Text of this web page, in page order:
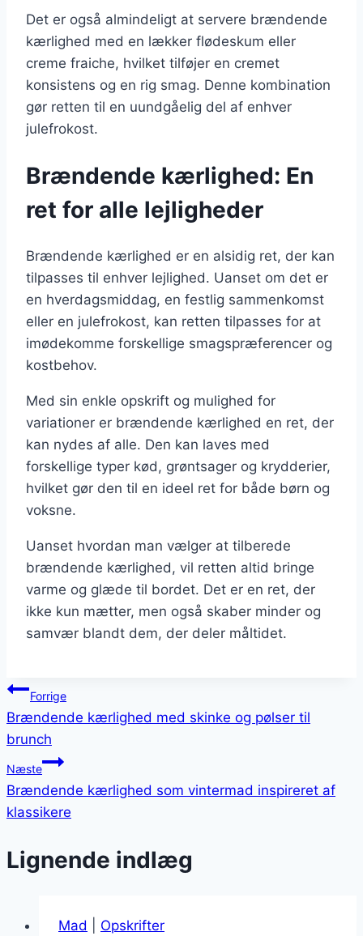
Det er også almindeligt at servere brændende
kærlighed med en lækker flødeskum eller
creme fraiche, hvilket tilføjer en cremet
konsistens og en rig smag. Denne kombination
gør retten til en uundgåelig del af enhver
julefrokost.
Brændende kærlighed: En
ret for alle lejligheder
Brændende kærlighed er en alsidig ret, der kan
tilpasses til enhver lejlighed. Uanset om det er
en hverdagsmiddag, en festlig sammenkomst
eller en julefrokost, kan retten tilpasses for at
imødekomme forskellige smagspræferencer og
kostbehov.
Med sin enkle opskrift og mulighed for
variationer er brændende kærlighed en ret, der
kan nydes af alle. Den kan laves med
forskellige typer kød, grøntsager og krydderier,
hvilket gør den til en ideel ret for både børn og
voksne.
Uanset hvordan man vælger at tilberede
brændende kærlighed, vil retten altid bringe
varme og glæde til bordet. Det er en ret, der
ikke kun mætter, men også skaber minder og
samvær blandt dem, der deler måltidet.
Indlægsnavigation
Forrige
Brændende kærlighed med skinke og pølser til
brunch
Næste
Brændende kærlighed som vintermad inspireret af
klassikere
Lignende indlæg
Mad Opskrifter